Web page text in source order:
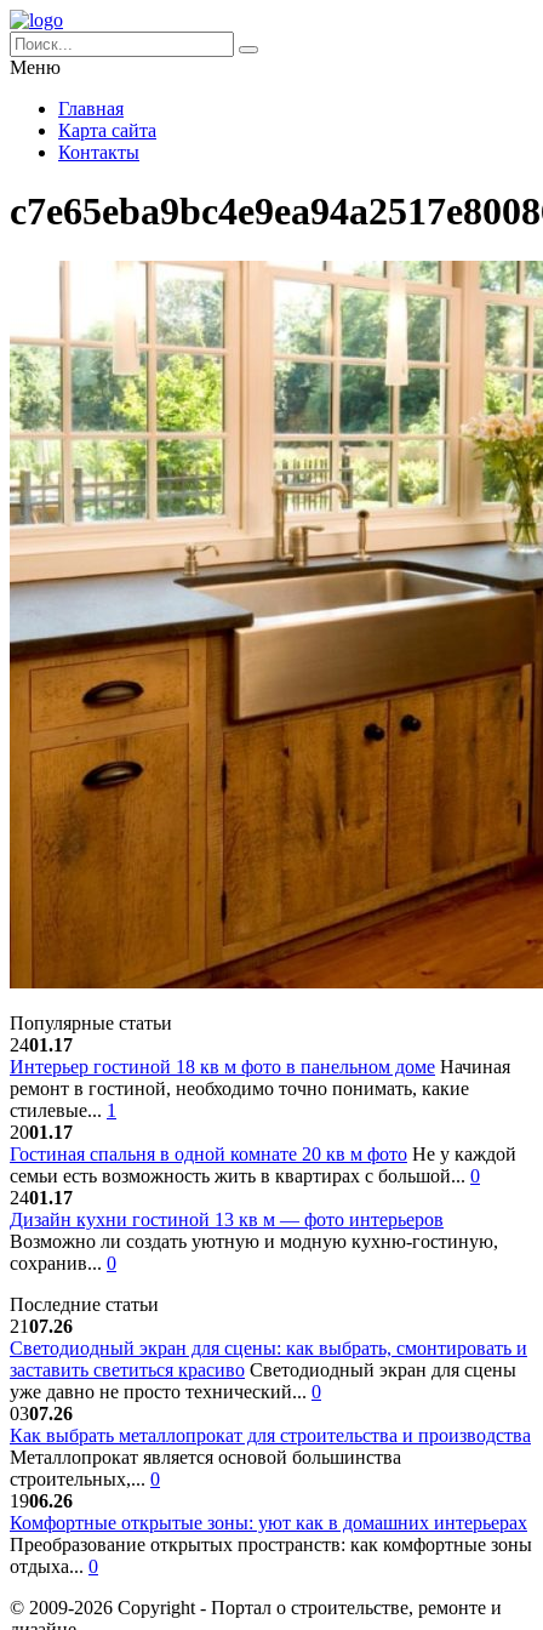
Меню
Главная
Карта сайта
Контакты
Популярные статьи
2401.17
Интерьер гостиной 18 кв м фото в панельном доме Начиная
ремонт в гостиной, необходимо точно понимать, какие
стилевые... 1
2001.17
Гостиная спальня в одной комнате 20 кв м фото Не у каждой
семьи есть возможность жить в квартирах с большой... 0
2401.17
Дизайн кухни гостиной 13 кв м — фото интерьеров
Возможно ли создать уютную и модную кухню-гостиную,
сохранив... 0
Последние статьи
2107.26
Светодиодный экран для сцены: как выбрать, смонтировать и
заставить светиться красиво Светодиодный экран для сцены
уже давно не просто технический... 0
0307.26
Как выбрать металлопрокат для строительства и производства
Металлопрокат является основой большинства
строительных,... 0
1906.26
Комфортные открытые зоны: уют как в домашних интерьерах
Преобразование открытых пространств: как комфортные зоны
отдыха... 0
© 2009-2026 Copyright - Портал о строительстве, ремонте и